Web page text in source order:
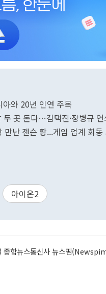
와 20년 인연 주목
곳 돈다…김택진·장병규 연
난 젠슨 황...게임 업계 회동
아이온2
종합뉴스통신사 뉴스핌